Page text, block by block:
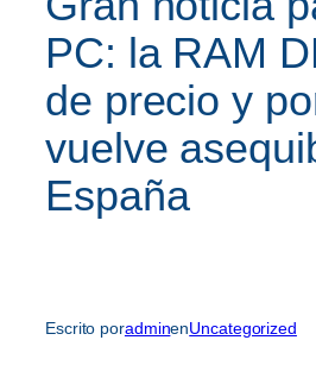
PC: la RAM
de precio y
vuelve
España
Escrito poradminenUncategorized